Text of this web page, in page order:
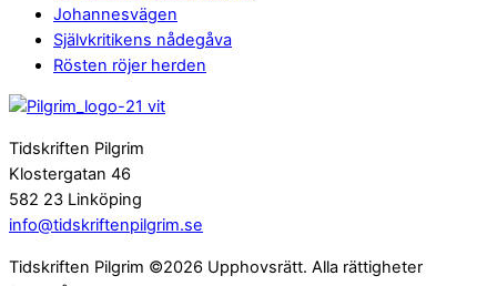
Johannesvägen
Självkritikens nådegåva
Rösten röjer herden
Tidskriften Pilgrim
Klostergatan 46
582 23 Linköping
info@tidskriftenpilgrim.se
Tidskriften Pilgrim ©2026 Upphovsrätt. Alla rättigheter